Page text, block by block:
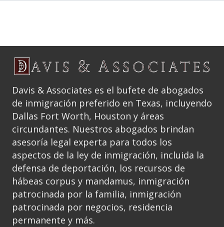
Davis & Associates es el bufete de abogados
de inmigración preferido en Texas, incluyendo
Dallas Fort Worth, Houston y áreas
circundantes. Nuestros abogados brindan
asesoría legal experta para todos los
aspectos de la ley de inmigración, incluida la
defensa de deportación, los recursos de
hábeas corpus y mandamus, inmigración
patrocinada por la familia, inmigración
patrocinada por negocios, residencia
permanente y más.